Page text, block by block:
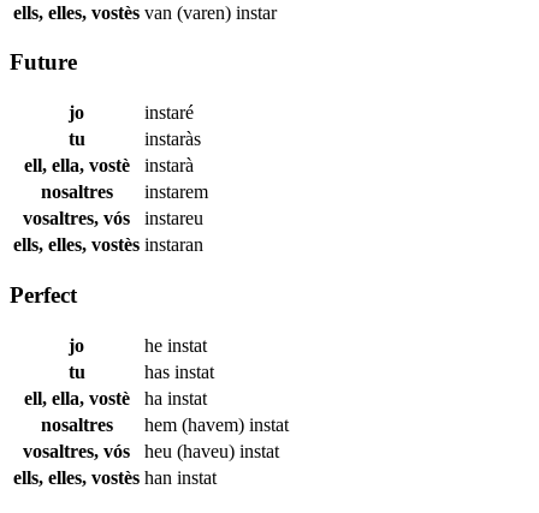
ells, elles, vostès van (varen) instar
Future
jo
instaré
tu
instaràs
ell, ella, vostè
instarà
nosaltres
instarem
vosaltres, vós
instareu
ells, elles, vostès instaran
Perfect
jo he instat
tu
has instat
ell, ella, vostè
ha instat
nosaltres
hem (havem) instat
vosaltres, vós
heu (haveu) instat
ells, elles, vostès han instat